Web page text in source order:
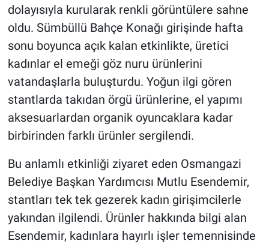
dolayısıyla kurularak renkli görüntülere sahne
oldu. Sümbüllü Bahçe Konağı girişinde hafta
sonu boyunca açık kalan etkinlikte, üretici
kadınlar el emeği göz nuru ürünlerini
vatandaşlarla buluşturdu. Yoğun ilgi gören
stantlarda takıdan örgü ürünlerine, el yapımı
aksesuarlardan organik oyuncaklara kadar
birbirinden farklı ürünler sergilendi.
Bu anlamlı etkinliği ziyaret eden Osmangazi
Belediye Başkan Yardımcısı Mutlu Esendemir,
stantları tek tek gezerek kadın girişimcilerle
yakından ilgilendi. Ürünler hakkında bilgi alan
Esendemir, kadınlara hayırlı işler temennisinde